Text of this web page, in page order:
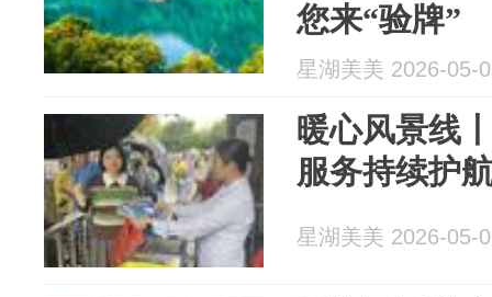
您来“验牌”
星湖美美 2026-05-
暖心风景线
服务持续护
星湖美美 2026-05-